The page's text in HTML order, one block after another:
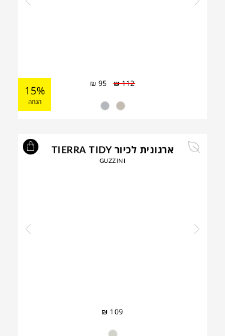
₪112
₪ 95
15%
הנחה
ארגונית לכיור TIERRA TIDY
GUZZINI
₪ 109